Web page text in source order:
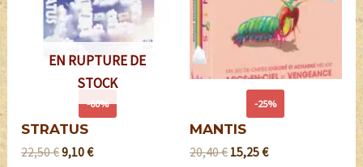
-60%
EN RUPTURE DE
STOCK
STRATUS
22,50€9,10€
-25%
MANTIS
20,40€ 15,25€